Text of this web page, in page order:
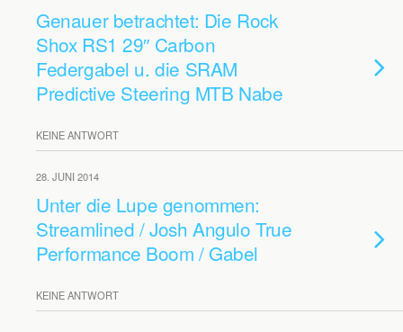
Genauer betrachtet: Die Rock
Shox RS1 29″ Carbon
Federgabel u. die SRAM
Predictive Steering MTB Nabe
KEINE ANTWORT
28. JUNI 2014
Unter die Lupe genommen:
Streamlined / Josh Angulo True
Performance Boom / Gabel
KEINE ANTWORT